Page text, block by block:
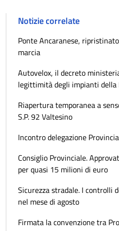
Notizie correlate
Ponte Ancaranese,
marcia
Autovelox, il decreto
legittimità degli impianti della
Riapertura temporanea a
S.P. 92 Valtesino
Incontro delegazione
Consiglio Provinciale.
per quasi 15 milioni di euro
Sicurezza stradale. I controlli
nel mese di agosto
Firmata la convenzione tra